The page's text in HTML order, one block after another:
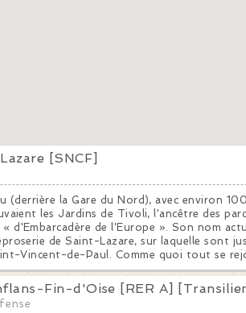
[SNCF]
(derrière la Gare du Nord), avec environ
les Jardins de Tivoli, l'ancêtre des
« d'Embarcadère de l'Europe ». Son nom
de Saint-Lazare, sur laquelle sont
Vincent-de-Paul. Comme quoi tout se
Fin-d'Oise [RER A]